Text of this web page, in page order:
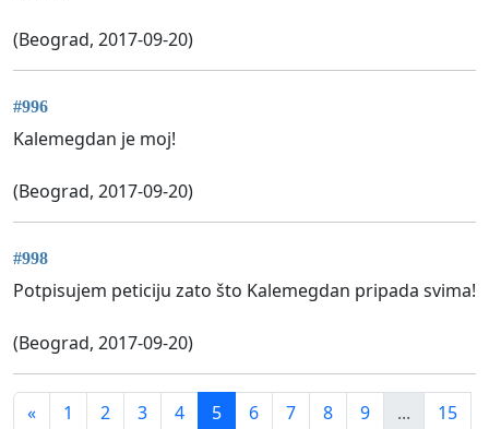
(Beograd, 2017-09-20)
#996
Kalemegdan je moj!
(Beograd, 2017-09-20)
#998
Potpisujem peticiju zato što Kalemegdan pripada svima!
(Beograd, 2017-09-20)
« 1 2 3 4 5 6 7 8 9 ... 15